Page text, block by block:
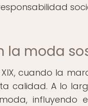
la moda
cuando la
calidad. A lo
influyendo